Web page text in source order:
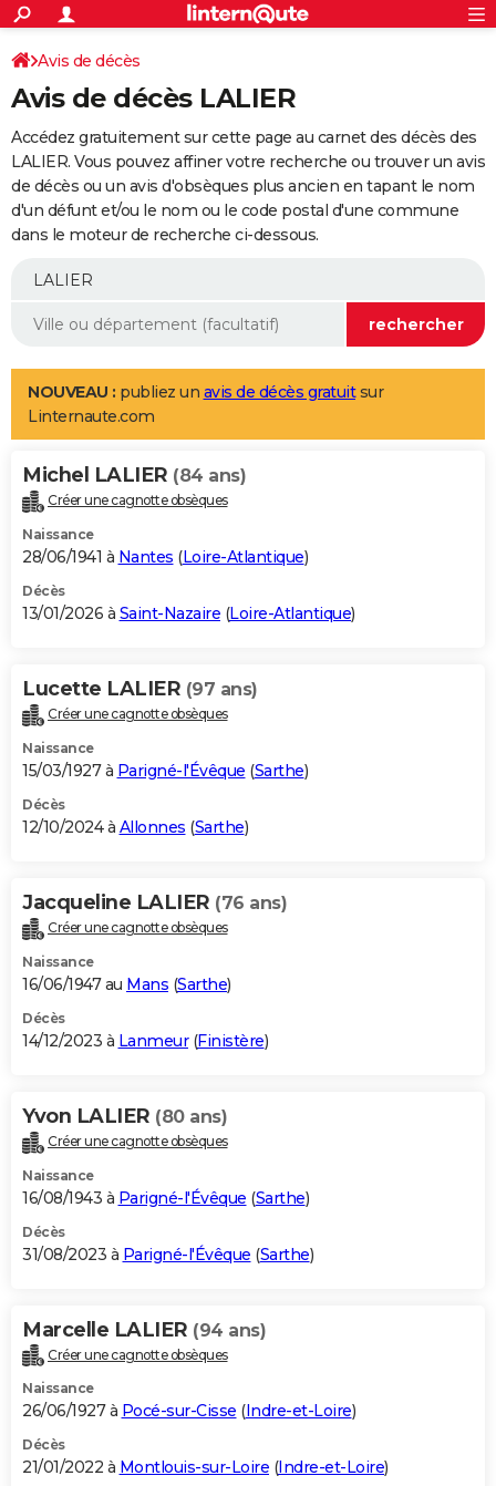
ACTUALITÉS
Politique
Société
Faits Divers
Education
Monde
Villes
+
SPORT
Coupe du monde 2026
Football
Tennis
Cyclisme
Rugby
Forum
Programme TV
TNTStreaming
Cinéma
Sorties cinéma
Musique
+
FINANCE
Retraite
Impôts
Epargne
Immobilier
Risques naturels par ville
Banque
Assurance
Crédit
AUTO
Essais
Réserver un essai
Citadines
Berlines
SUV
Forum auto
+
Mobiles
Meilleur smartphone
Internet
Ordinateurs
Jeux vidéo
Guide high-tech
Aménagement intérieur
LIFESTYLE
Art de vivre
Bien-être
Loisirs
Mode
Modes de vie
Alimentation
Guide de la santé
Maladies
Médicaments
Sommeil
VOYAGE
Destinations
City break
Voyage nature
Voyage de noces
Forum
Climat
+PHOTO
GUIDES D'ACHAT
BONS PLANS
Carte de Noël
Carte Bonne année
Carte Saint-Valentin
Carte Pâques
Carte d'anniversaire
DICTIONNAIRE
Dictionnaire
Biographies
Citations
Expressions
Proverbes
PROGRAMME TV
S'inscrire
Se connecter
Lycées
Collèges
Primaires
Universités
Entreprises
Service militaire
Avis de recherche
AVIS DE DÉCÈS
Bricolage
Lifestyle
Culture
Sport
Auto
Television
Voyage
Cinema
Avis de décès
Avis de décès LALIER
Accédez gratuitement sur cette page au carnet des décès des
LALIER. Vous pouvez affiner votre recherche ou trouver un avis
de décès ou un avis d'obsèques plus ancien en tapant le nom
d'un défunt et/ou le nom ou le code postal d'une commune
dans le moteur de recherche ci-dessous.
NOUVEAU : publiez un avis de décès gratuitsur
Linternaute.com
Michel LALIER (84 ans)
Créer une cagnotte obsèques
Naissance
28/06/1941 à Nantes (Loire-Atlantique)
Décès
13/01/2026 à Saint-Nazaire (Loire-Atlantique)
Lucette LALIER (97 ans)
Créer une cagnotte obsèques
Naissance
15/03/1927 à Parigné-l'Évêque (Sarthe)
Décès
12/10/2024 à Allonnes (Sarthe)
Jacqueline LALIER (76 ans)
Créer une cagnotte obsèques
Naissance
16/06/1947 au Mans (Sarthe)
Décès
14/12/2023 à Lanmeur(Finistère)
Yvon LALIER (80 ans)
Créer une cagnotte obsèques
Naissance
16/08/1943 à Parigné-l'Évêque (Sarthe)
Décès
31/08/2023 à Parigné-l'Évêque (Sarthe)
Marcelle LALIER (94 ans)
Créer une cagnotte obsèques
Naissance
26/06/1927 à Pocé-sur-Cisse (Indre-et-Loire)
Décès
21/01/2022 à Montlouis-sur-Loire (Indre-et-Loire)